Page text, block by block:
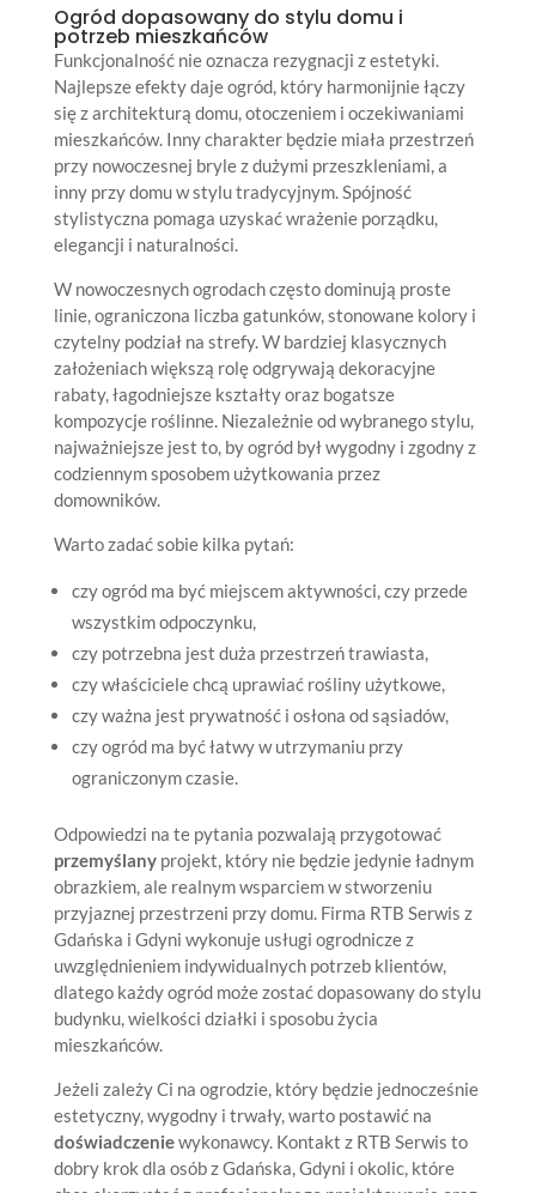
Ogród dopasowany do stylu domu i
potrzeb mieszkańców
Funkcjonalność nie oznacza rezygnacji z estetyki.
Najlepsze efekty daje ogród, który harmonijnie łączy
się z architekturą domu, otoczeniem i oczekiwaniami
mieszkańców. Inny charakter będzie miała przestrzeń
przy nowoczesnej bryle z dużymi przeszkleniami, a
inny przy domu w stylu tradycyjnym. Spójność
stylistyczna pomaga uzyskać wrażenie porządku,
elegancji i naturalności.
W nowoczesnych ogrodach często dominują proste
linie, ograniczona liczba gatunków, stonowane kolory i
czytelny podział na strefy. W bardziej klasycznych
założeniach większą rolę odgrywają dekoracyjne
rabaty, łagodniejsze kształty oraz bogatsze
kompozycje roślinne. Niezależnie od wybranego stylu,
najważniejsze jest to, by ogród był wygodny i zgodny z
codziennym sposobem użytkowania przez
domowników.
Warto zadać sobie kilka pytań:
czy ogród ma być miejscem aktywności, czy przede
wszystkim odpoczynku,
czy potrzebna jest duża przestrzeń trawiasta,
czy właściciele chcą uprawiać rośliny użytkowe,
czy ważna jest prywatność i osłona od sąsiadów,
czy ogród ma być łatwy w utrzymaniu przy
ograniczonym czasie.
Odpowiedzi na te pytania pozwalają przygotować
przemyślanyprojekt, który nie będzie jedynie ładnym
obrazkiem, ale realnym wsparciem w stworzeniu
przyjaznej przestrzeni przy domu. Firma RTB Serwis z
Gdańska i Gdyni wykonuje usługi ogrodnicze z
uwzględnieniem indywidualnych potrzeb klientów,
dlatego każdy ogród może zostać dopasowany do stylu
budynku, wielkości działki i sposobu życia
mieszkańców.
Jeżeli zależy Ci na ogrodzie, który będzie jednocześnie
estetyczny, wygodny i trwały, warto postawić na
doświadczeniewykonawcy. Kontakt z RTB Serwis to
dobry krok dla osób z Gdańska, Gdyni i okolic, które